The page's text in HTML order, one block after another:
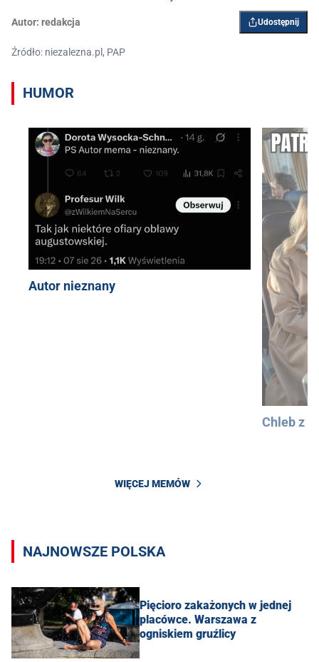
Autor: redakcja Udostępnij
Źródło: niezalezna.pl, PAP
HUMOR
Autor nieznany
Chleb z
WIĘCEJ MEMÓW
NAJNOWSZE POLSKA
Pięcioro zakażonych w jednej
placówce. Warszawa z
ogniskiem gruźlicy